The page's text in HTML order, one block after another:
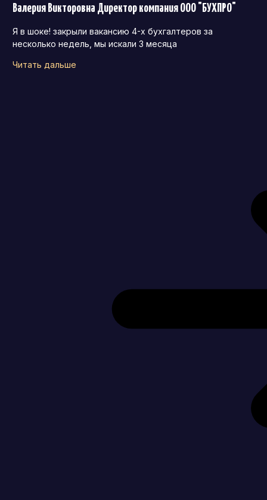
Валерия Викторовна Директор компания ООО "БУХПРО"
Я в шоке! закрыли вакансию 4-х бухгалтеров за
несколько недель, мы искали 3 месяца
Читать дальше